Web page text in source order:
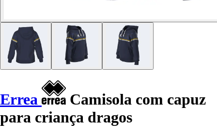
Errea
Camisola com capuz
para criança dragos